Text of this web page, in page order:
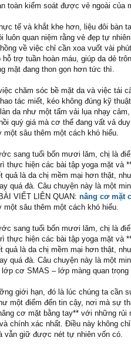
toàn kiểm soát được vẻ ngoài
tế và khắt khe hơn, liệu đôi
luôn quan niệm rằng vẻ đẹp tự
về việc chỉ cần xoa vuốt vài
trợ tuần hoàn máu, giúp da dẻ
mặt đang thon gọn hơn tức thì.
chăm sóc bề mặt da và việc
tác miết, kéo không đúng kỹ
da như một tấm vải lụa nhạy
quý giá mà cơ thể đang vất vả
một sâu thêm một cách khó hiểu.
sang tuổi bốn mươi lăm, chị là
thực hiện các bài tập yoga mặt
quả là da chị mềm mại hơn thật,
quá đà. Câu chuyện này là một
VIẾT LIÊN QUAN: nâng cơ mặt
một sâu thêm một cách khó hiểu.
sang tuổi bốn mươi lăm, chị là
thực hiện các bài tập yoga mặt
quả là da chị mềm mại hơn thật,
quá đà. Câu chuyện này là một
cơ SMAS – lớp màng quan
giới hạn, đó là lúc chúng ta cần
một điểm đến tin cậy, nơi mà sự
cơ mặt bằng tay** với những
chính xác nhất. Điều này không
vẫn giữ được nét tự nhiên vốn có.